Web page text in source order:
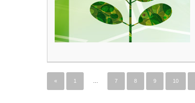
« 1 7 8 9 10